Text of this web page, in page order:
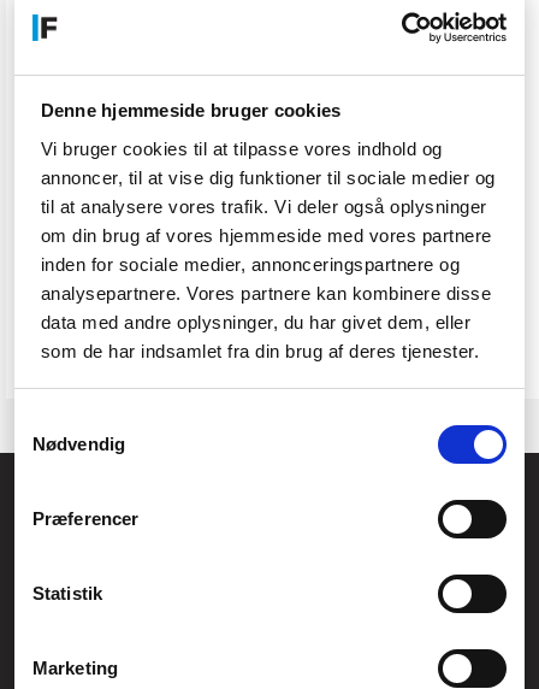
Denne hjemmeside bruger cookies
Vi bruger cookies til at tilpasse vores indhold og
annoncer, til at vise dig funktioner til sociale medier og
til at analysere vores trafik. Vi deler også oplysninger
om din brug af vores hjemmeside med vores partnere
inden for sociale medier, annonceringspartnere og
analysepartnere. Vores partnere kan kombinere disse
data med andre oplysninger, du har givet dem, eller
som de har indsamlet fra din brug af deres tjenester.
Nødvendig
Præferencer
Statistik
Marketing
Har Føniks Computer en fysisk
Aarhus, hvor du kan afhente ordrer eller aflevere til service.
Føniks Computer fungerer i dag primært som webshop.
Hvordan kontakter jeg Føniks
Computer?
Du kan ringe til os på +45 70 60 60 64 mandag til fredag kl.
10:00-16:00, skrive til kontakt@fcomputer.dk for generelle
henvendelser eller service@fcomputer.dk for service og
CVR.: 26208637
Generelle henvendelser:
Service- og reklamationsafdelingen: